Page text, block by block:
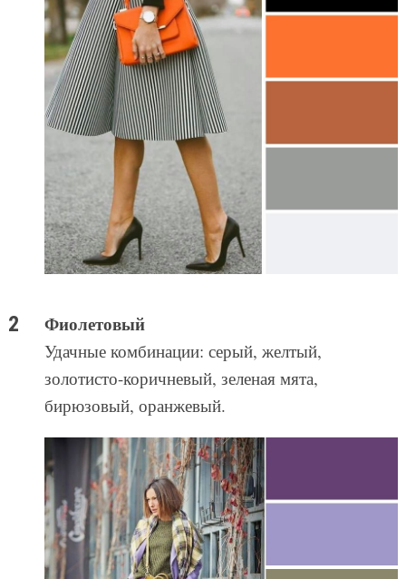
Фиолетовый
Удачные комбинации: серый, желтый,
золотисто-коричневый, зеленая мята,
бирюзовый, оранжевый.